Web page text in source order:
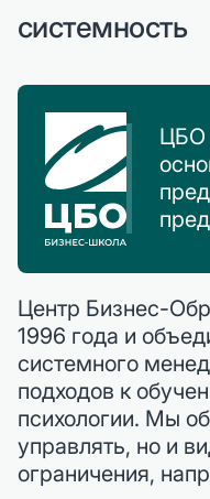
системность
ЦБО
Центр Бизнес-
1996 года и
системного
подходов к
психологии. Мы
управлять, но и
ограничения,